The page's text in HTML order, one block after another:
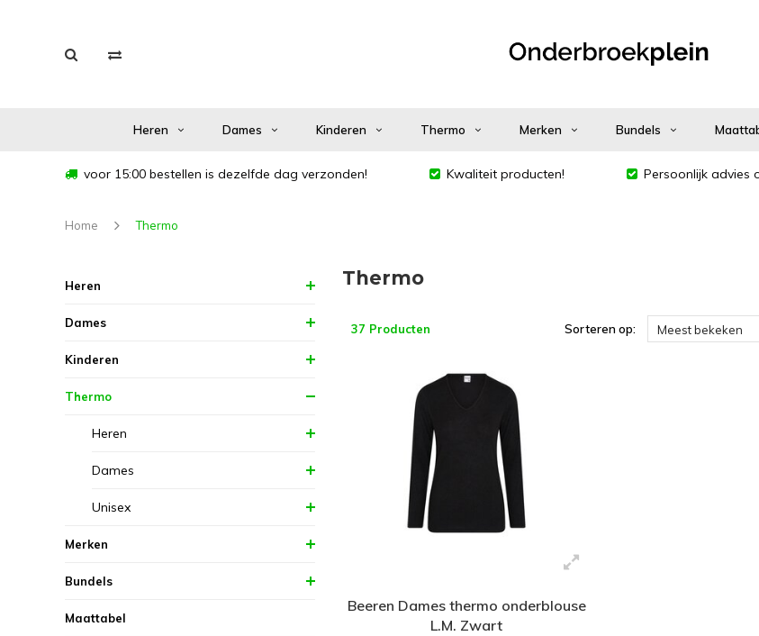
Heren Dames Kinderen Thermo Merken Bundels
voor 15:00 bestellen is dezelfde dag verzonden! Kwaliteit producten! Persoonlijk advies
Home Thermo
Heren
Dames
Kinderen
Thermo
Heren
Dames
Unisex
Merken
Bundels
Maattabel
Thermo
37 Producten Sorteren op: Meest bekeken
Beeren Dames thermo onderblouse
L.M. Zwart